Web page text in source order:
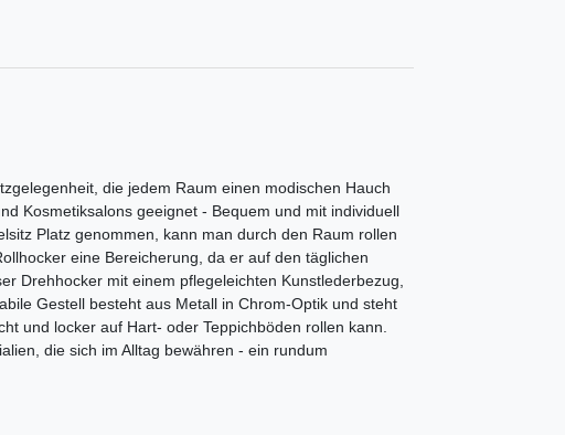
die jedem Raum einen modischen Hauch
Kosmetiksalons geeignet - Bequem und mit individuell
Platz genommen, kann man durch den Raum rollen
eine Bereicherung, da er auf den täglichen
Drehhocker mit einem pflegeleichten Kunstlederbezug,
Gestell besteht aus Metall in Chrom-Optik und steht
und locker auf Hart- oder Teppichböden rollen kann.
die sich im Alltag bewähren - ein rundum